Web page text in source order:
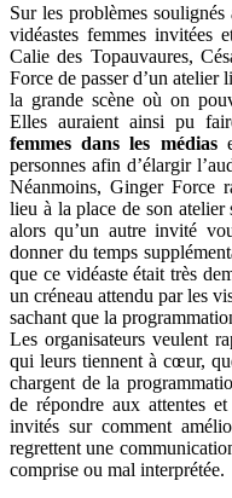
Sur les problèmes
vidéastes femmes invitées
Calie des Topauvaures,
Force de passer d’un atelier
la grande scène où on
Elles auraient ainsi pu
femmes dans les médias
personnes afin d’élargir
Néanmoins, Ginger Force
lieu à la place de son atelier
alors qu’un autre invité
donner du temps
que ce vidéaste était très
un créneau attendu par les
sachant que la
Les organisateurs veulent
qui leurs tiennent à cœur,
chargent de la
de répondre aux attentes
invités sur comment
regrettent une
comprise ou mal interprétée.